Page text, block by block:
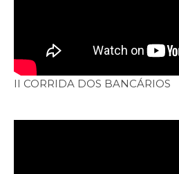
II CORRIDA DOS BANCÁRIOS